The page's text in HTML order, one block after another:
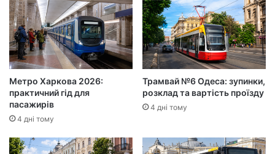
Метро Харкова 2026:
практичний гід для
пасажирів
4 дні тому
Трамвай №6 Одеса: зупинки,
розклад та вартість проїзду
4 дні тому